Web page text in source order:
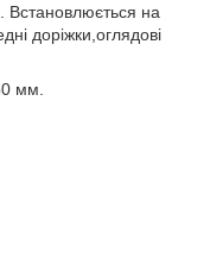
. Встановлюється на
доріжки,оглядові
мм.